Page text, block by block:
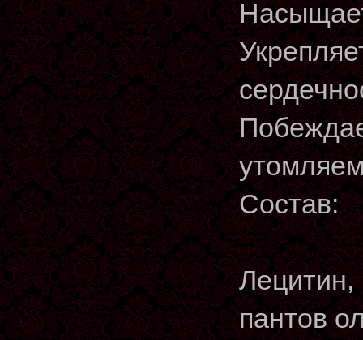
Состав:
Лецитин,
пантов